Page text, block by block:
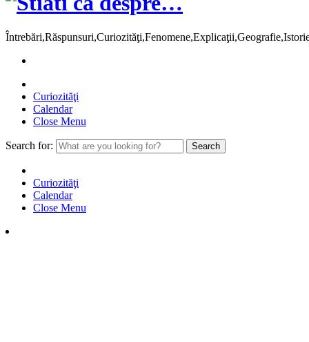
Curiozităţi
Calendar
Close Menu
Search for:
Curiozităţi
Calendar
Close Menu